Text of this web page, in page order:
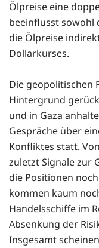
Ölpreise eine
beeinflusst sowohl
die Ölpreise
Dollarkurses.
Die geopolitischen
Hintergrund
und in Gaza
Gespräche über
Konfliktes statt.
zuletzt Signale zur
die Positionen
kommen kaum
Handelsschiffe im
Absenkung der
Insgesamt